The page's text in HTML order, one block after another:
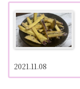
2021.11.08